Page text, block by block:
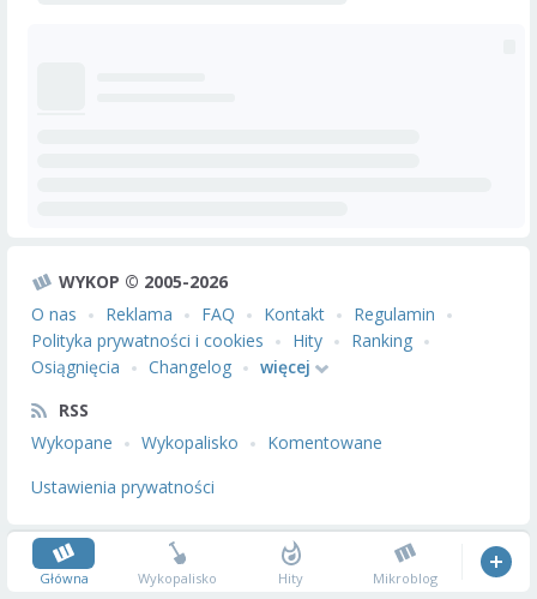
WYKOP © 2005-2026
O nas
Reklama FAQ Kontakt
Regulamin
Polityka prywatności i cookies
Hity
Ranking
Osiągnięcia
Changelog
więcej
RSS
Wykopane
Wykopalisko
Komentowane
Ustawienia prywatności
Główna Wykopalisko Hity Mikroblog